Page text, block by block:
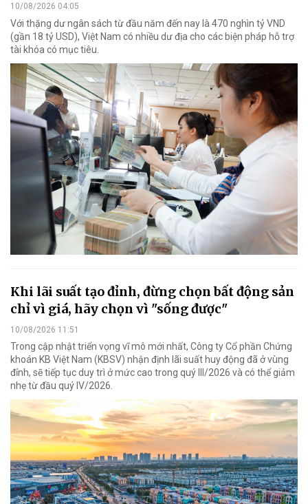
10/08/2026 04:05
Với thặng dư ngân sách từ đầu năm đến nay là 470 nghìn tỷ VND
(gần 18 tỷ USD), Việt Nam có nhiều dư địa cho các biện pháp hỗ trợ
tài khóa có mục tiêu.
Khi lãi suất tạo đỉnh, đừng chọn bất động sản
chỉ vì giá, hãy chọn vì "sống được"
10/08/2026 11:51
Trong cập nhật triển vọng vĩ mô mới nhất, Công ty Cổ phần Chứng
khoán KB Việt Nam (KBSV) nhận định lãi suất huy động đã ở vùng
đỉnh, sẽ tiếp tục duy trì ở mức cao trong quý III/2026 và có thể giảm
nhẹ từ đầu quý IV/2026.